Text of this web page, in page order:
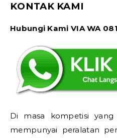
KONTAK KAMI
Hubungi Kami VIA WA
Di masa kompetisi
mempunyai peralatan